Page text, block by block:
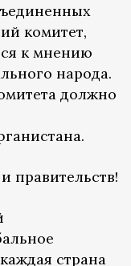
комитет,
к мнению
народа.
должно
правительств!
страна